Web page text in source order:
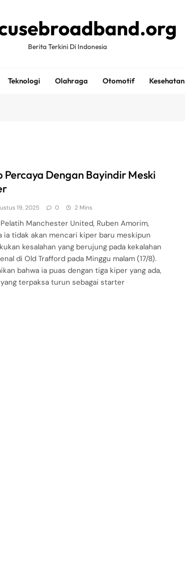
Berita Terkini Di Indonesia
Teknologi Olahraga Otomotif Kesehatan
Dengan Bayindir Meski
19, 2025 0 2 Mins
Manchester United, Ruben Amorim,
ia tidak akan mencari kiper baru meskipun
kesalahan yang berujung pada kekalahan
di Old Trafford pada Minggu malam (17/8).
bahwa ia puas dengan tiga kiper yang ada,
terpaksa turun sebagai starter